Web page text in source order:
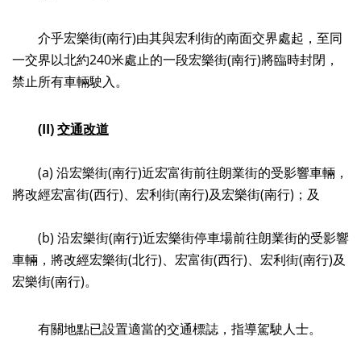
介乎宏樂街(南行)由其與宏利街的南面交界處起，至同
一交界以北約240米處止的一段宏樂街(南行)將臨時封閉，
禁止所有車輛駛入。
(II)交通改道
(a) 沿宏樂街(南行)近宏富街前往朗業街的受影響車輛，
將改經宏富街(西行)、宏利街(南行)及宏樂街(南行)；及
(b) 沿宏樂街(南行)近宏樂街停車場前往朗業街的受影響
車輛，將改經宏樂街(北行)、宏富街(西行)、宏利街(南行)及
宏樂街(南行)。
有關地點已設置適當的交通標誌，指導駕駛人士。